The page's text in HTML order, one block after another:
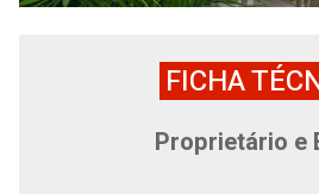
FICHA
Proprietário e